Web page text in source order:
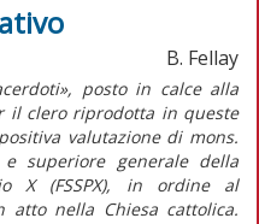
B. Fellay
posto in calce alla
il clero riprodotta in queste
valutazione di mons.
e superiore generale della
X (FSSPX), in ordine al
atto nella Chiesa cattolica.